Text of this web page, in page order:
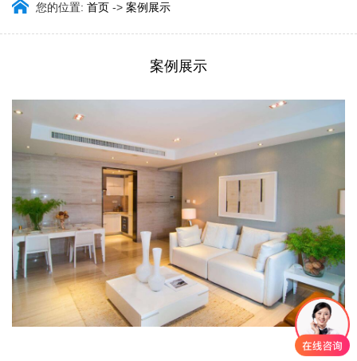
您的位置: 首页 -> 案例展示
案例展示